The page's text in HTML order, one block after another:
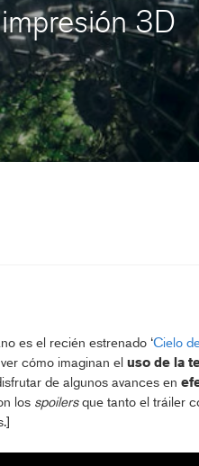
3D
es el recién estrenado ‘Cielo
cómo imaginan el uso de la
de algunos avances en
los spoilersque tanto el tráiler